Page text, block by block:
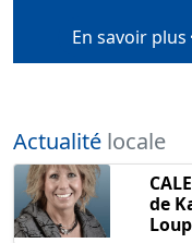
En savoir plus
Actualité locale
de